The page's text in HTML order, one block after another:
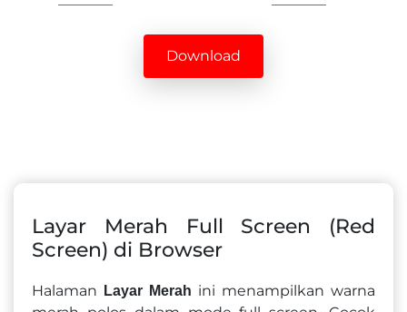
Download
Layar Merah Full Screen (Red
Screen) di Browser
Halaman Layar Merah ini menampilkan warna